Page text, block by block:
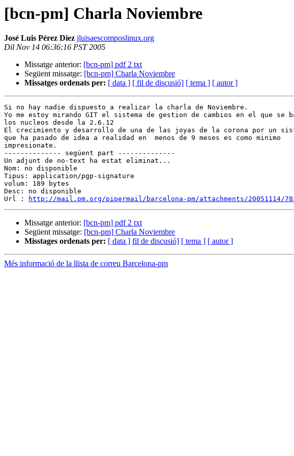
[bcn-pm] Charla Noviembre
José Luis Pérez Diez jluisaescomposlinux.org
Dil Nov 14 06:36:16 PST 2005
Missatge anterior: [bcn-pm] pdf 2 txt
Següent missatge: [bcn-pm] Charla Noviembre
Missatges ordenats per: [ data ] [ fil de discusió] [ tema ] [ autor ]
Si no hay nadie dispuesto a realizar la charla de Noviembre.
Yo me estoy mirando GIT el sistema de gestion de cambios en el que se
los nucleos desde la 2.6.12
El crecimiento y desarrollo de una de las joyas de la corona por un
que ha pasado de idea a realidad en  menos de 9 meses es como minimo
impresionate.
-------------- següent part --------------
Un adjunt de no-text ha estat eliminat...
Nom: no disponible
Tipus: application/pgp-signature
volum: 189 bytes
Desc: no disponible
Url :
http://mail.pm.org/pipermail/barcelona-pm/attachments/20051114/
Missatge anterior: [bcn-pm] pdf 2 txt
Següent missatge: [bcn-pm] Charla Noviembre
Misstages ordenats per: [ data ] fil de discusió] [ tema ] [ autor ]
Més informació de la llista de correu Barcelona-pm